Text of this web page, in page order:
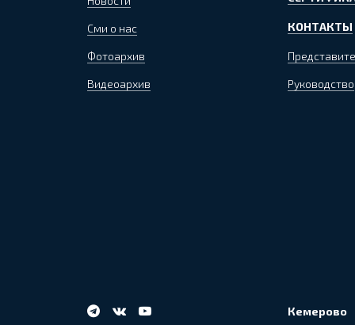
Сми о нас
Фотоархив
Видеоархив
КОНТАКТЫ
Руководство
Кемерово